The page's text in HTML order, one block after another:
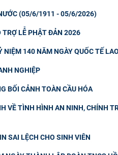
(05/6/1911 - 05/6/2026)
TRỢ LỄ PHẬT ĐẢN 2026
140 NĂM NGÀY QUỐC TẾ
NGHIỆP
BỐI CẢNH TOÀN CẦU HÓA
VỀ TÌNH HÌNH AN NINH, CHÍNH
SAI LỆCH CHO SINH VIÊN